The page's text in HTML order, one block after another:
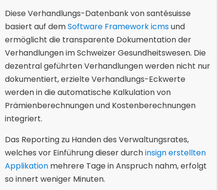
Diese Verhandlungs-Datenbank von santésuisse
basiert auf demSoftware Framework icmsund
ermöglicht die transparente Dokumentation der
Verhandlungen im Schweizer Gesundheitswesen. Die
dezentral geführten Verhandlungen werden nicht nur
dokumentiert, erzielte Verhandlungs-Eckwerte
werden in die automatische Kalkulation von
Prämienberechnungen und Kostenberechnungen
integriert.
Das Reporting zu Handen des Verwaltungsrates,
welches vor Einführung dieser durchinsign erstellten
Applikation mehrere Tage in Anspruch nahm, erfolgt
so innert weniger Minuten.